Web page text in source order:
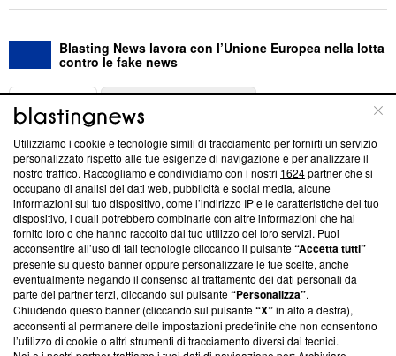
Blasting News lavora con l’Unione Europea nella lotta
contro le fake news
ABOUT
Questa sezione offre informazioni trasparenti su Blasting
News, sui nostri processi editoriali e su come ci impegniamo a
creare news di qualità. Inoltre, afferma la nostra aderenza a
‘Trust Project - News with Integrity’Blasting News non è
ancora membro del programma, ma ha richiesto di farne
parte; Trust Project non ha ancora effettuato una verifica di
conformità agli standard.
Su di noi
Team editoriale
Utilizziamo i cookie e tecnologie simili di tracciamento per fornirti un servizio
personalizzato rispetto alle tue esigenze di navigazione e per analizzare il
nostro traffico. Raccogliamo e condividiamo con i nostri 1624partner che si
occupano di analisi dei dati web, pubblicità e social media, alcune
informazioni sul tuo dispositivo, come l’indirizzo IP e le caratteristiche del tuo
dispositivo, i quali potrebbero combinarle con altre informazioni che hai
fornito loro o che hanno raccolto dal tuo utilizzo dei loro servizi. Puoi
acconsentire all’uso di tali tecnologie cliccando il pulsante“Accetta tutti”
presente su questo banner oppure personalizzare le tue scelte, anche
eventualmente negando il consenso al trattamento dei dati personali da
parte dei partner terzi, cliccando sul pulsante“Personalizza”.
Chiudendo questo banner (cliccando sul pulsante“X”in alto a destra),
acconsenti al permanere delle impostazioni predefinite che non consentono
l’utilizzo di cookie o altri strumenti di tracciamento diversi dai tecnici.